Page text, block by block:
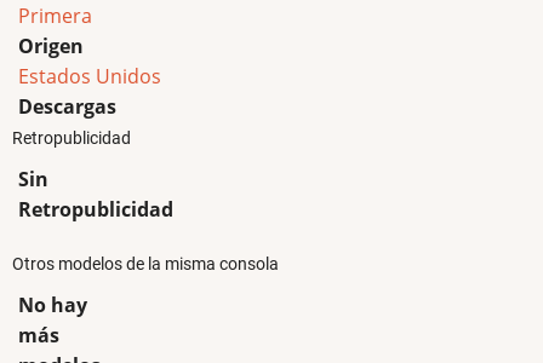
Primera
Origen
Estados Unidos
Descargas
Retropublicidad
Sin
Retropublicidad
Otros modelos de la misma consola
No hay
más